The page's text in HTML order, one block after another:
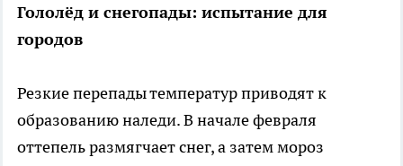
Гололёд и снегопады: испытание для
городов
Резкие перепады температур приводят к
образованию наледи. В начале февраля
оттепель размягчает снег, а затем мороз